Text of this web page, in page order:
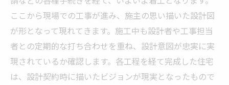
ここから現場での工事が進み、施主の思い描いた設計図
が形となって現れてきます。施工中も設計者や工事担当
者との定期的な打ち合わせを重ね、設計意図が忠実に実
現されているか確認します。各工程を経て完成した住宅
は、設計契約時に描いたビジョンが現実となったもので